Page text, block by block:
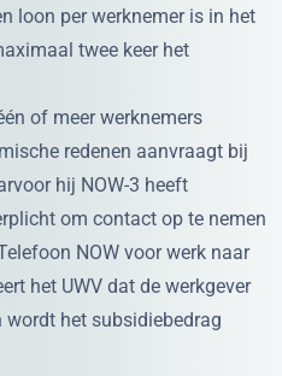
loon per werknemer is in het
twee keer het
of meer werknemers
redenen aanvraagt bij
hij NOW-3 heeft
om contact op te nemen
NOW voor werk naar
het UWV dat de werkgever
het subsidiebedrag